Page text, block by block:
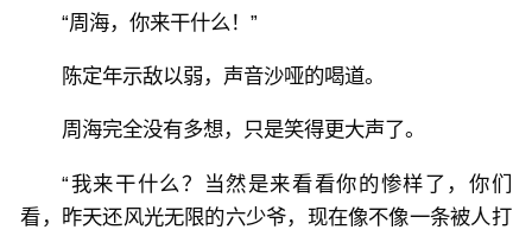
“周海，你来干什么！”
陈定年示敌以弱，声音沙哑的喝道。
周海完全没有多想，只是笑得更大声了。
“我来干什么？当然是来看看你的惨样了，你们
看，昨天还风光无限的六少爷，现在像不像一条被人打